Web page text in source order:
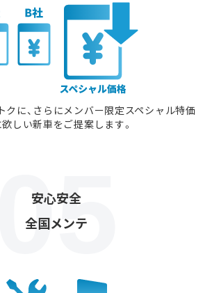
クに、さらにメンバー限定スペシャル特価
しい新車をご提案します。
安心安全
全国メンテ